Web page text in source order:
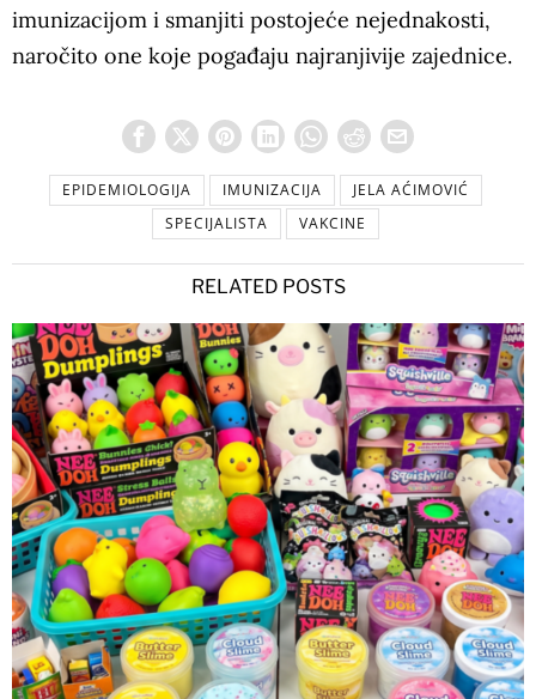
imunizacijom i smanjiti postojeće nejednakosti,
naročito one koje pogađaju najranjivije zajednice.
EPIDEMIOLOGIJA IMUNIZACIJA
JELA AĆIMOVIĆ
SPECIJALISTA
VAKCINE
RELATED POSTS